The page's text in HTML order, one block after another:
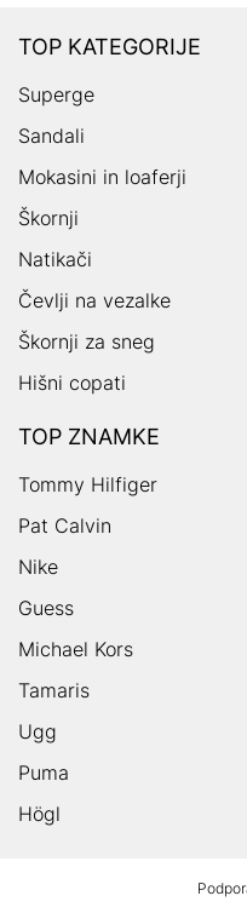
TOP KATEGORIJE
Superge
Sandali
Mokasini in loaferji
Škornji
Natikači
Čevlji na vezalke
Škornji za sneg
Hišni copati
TOP ZNAMKE
Tommy Hilfiger
Pat Calvin
Nike
Guess
Michael Kors
Tamaris
Ugg
Puma
Högl